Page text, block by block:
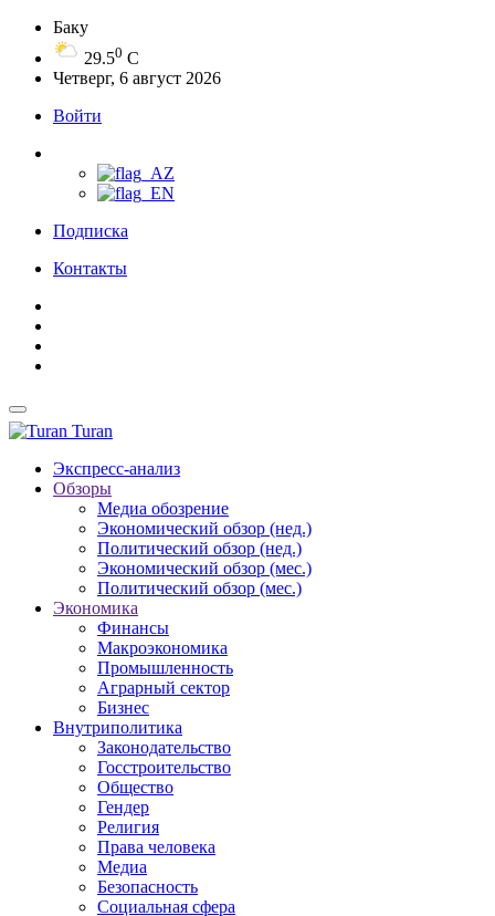
Баку
29.50 C
Четверг, 6 август 2026
Войти
Подписка
Контакты
Turan
Экспресс-анализ
Обзоры
Медиа обозрение
Экономический обзор (нед.)
Политический обзор (нед.)
Экономический обзор (мес.)
Политический обзор (мес.)
Экономика
Финансы
Макроэкономика
Промышленность
Аграрный сектор
Бизнес
Внутриполитика
Законодательство
Госстроительство
Общество
Гендер
Религия
Права человека
Медиа
Безопасность
Социальная сфера